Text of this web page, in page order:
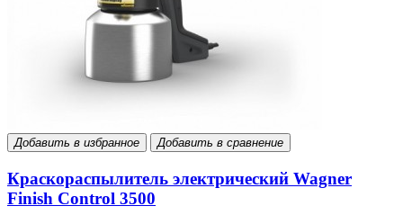
Добавить в избранное Добавить в сравнение
Краскораспылитель электрический Wagner
Finish Control 3500